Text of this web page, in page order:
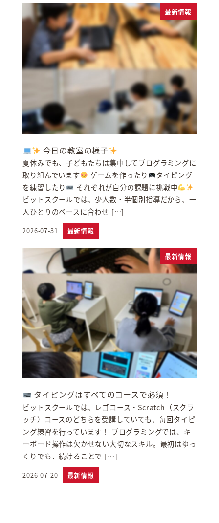
最新情報
今日の教室の様子
夏休みでも、子どもたちは集中してプログラミングに
取り組んでいます
ゲームを作ったり
タイピング
を練習したり
それぞれが自分の課題に挑戦中
ビットスクールでは、少人数・半個別指導だから、一
人ひとりのペースに合わせ […]
投稿日
2026-07-31 最新情報
最新情報
タイピングはすべてのコースで必須！
ビットスクールでは、レゴコース・Scratch（スクラ
ッチ）コースのどちらを受講していても、毎回タイピ
ング練習を行っています！ プログラミングでは、キ
ーボード操作は欠かせない大切なスキル。最初はゆっ
くりでも、続けることで […]
投稿日
2026-07-20 最新情報